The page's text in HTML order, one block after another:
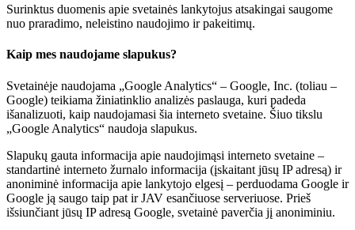
Surinktus duomenis apie svetainės lankytojus atsakingai saugome
nuo praradimo, neleistino naudojimo ir pakeitimų.
Kaip mes naudojame slapukus?
Svetainėje naudojama „Google Analytics“ – Google, Inc. (toliau –
Google) teikiama žiniatinklio analizės paslauga, kuri padeda
išanalizuoti, kaip naudojamasi šia interneto svetaine. Šiuo tikslu
„Google Analytics“ naudoja slapukus.
Slapukų gauta informacija apie naudojimąsi interneto svetaine –
standartinė interneto žurnalo informacija (įskaitant jūsų IP adresą) ir
anoniminė informacija apie lankytojo elgesį – perduodama Google ir
Google ją saugo taip pat ir JAV esančiuose serveriuose. Prieš
išsiunčiant jūsų IP adresą Google, svetainė paverčia jį anoniminiu.